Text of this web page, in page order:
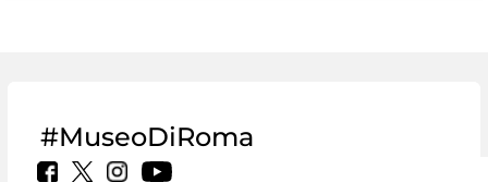
#MuseoDiRoma